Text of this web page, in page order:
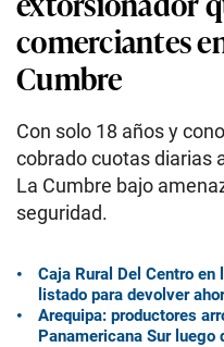
comerciantes
Cumbre
Con solo 18 años y
cobrado cuotas diarias
La Cumbre bajo
seguridad.
Caja Rural Del Centro
listado para devolver
Arequipa: productores
Panamericana Sur